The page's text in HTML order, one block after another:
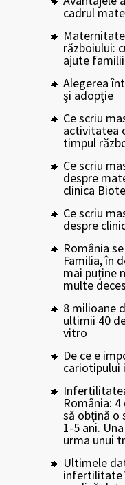
cadrul
războiului:
ajute
Alegerea
și adopție
Ce scriu
activitatea
timpul
Ce scriu
despre
clinica
Ce scriu
despre
România
Familia, în
mai puține
multe
8 milioane
ultimii 40
vitro
De ce e
România:
să obțină o
1-5 ani.
urma unui
Ultimele
infertilitate